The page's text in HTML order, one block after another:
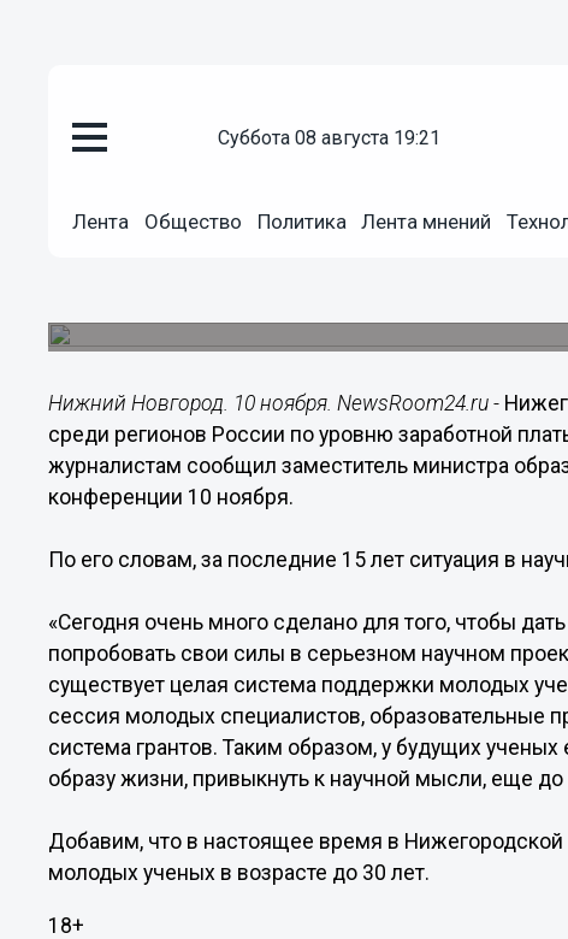
суббота 08 августа 19:21
Лента Общество Политика Лента мнений
Нижегородская область
Нижний Новгород. 10 ноября. NewsRoom24.ru -
среди регионов России по уровню заработной
журналистам сообщил заместитель министра
конференции 10 ноября.
По его словам, за последние 15 лет ситуация в
«Сегодня очень много сделано для того, чтобы
попробовать свои силы в серьезном научном
существует целая система поддержки молодых
сессия молодых специалистов, образовательные
система грантов. Таким образом, у будущих
образу жизни, привыкнуть к научной мысли, еще до
Добавим, что в настоящее время в Нижегородской
молодых ученых в возрасте до 30 лет.
18+